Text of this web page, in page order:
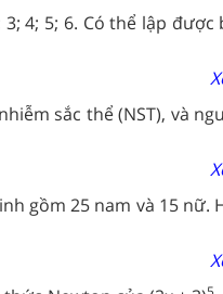
3; 4; 5; 6. Có thể lập được
sắc thể (NST), và
gồm 25 nam và 15 nữ.